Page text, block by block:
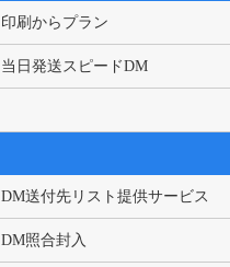
印刷からプラン
当日発送スピードDM
DM送付先リスト提供サービス
DM照合封入